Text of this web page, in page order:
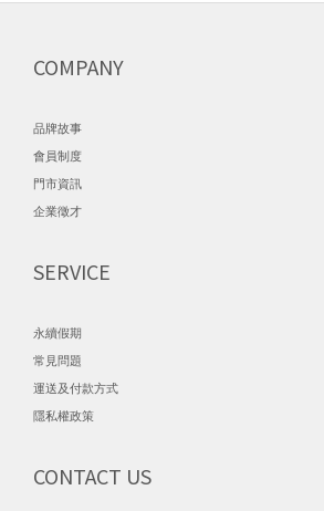
COMPANY
品牌故事
會員制度
門市資訊
企業徵才
SERVICE
永續假期
常見問題
運送及付款方式
隱私權政策
CONTACT US